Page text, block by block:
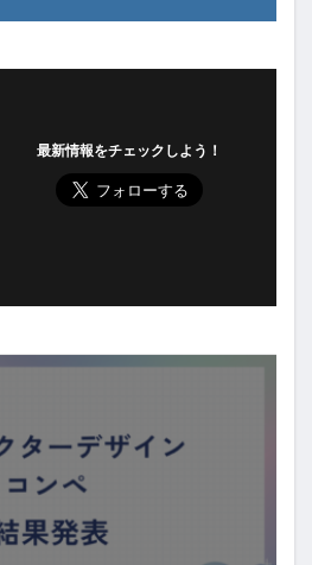
最新情報をチェックしよう！